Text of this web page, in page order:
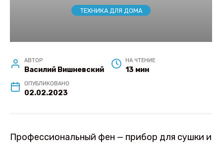
ТЕХНИКА ДЛЯ ДОМА
АВТОР
Василий Вишневский
НА ЧТЕНИЕ
13 мин
ОПУБЛИКОВАНО
02.02.2023
Профессиональный фен — прибор для сушки и